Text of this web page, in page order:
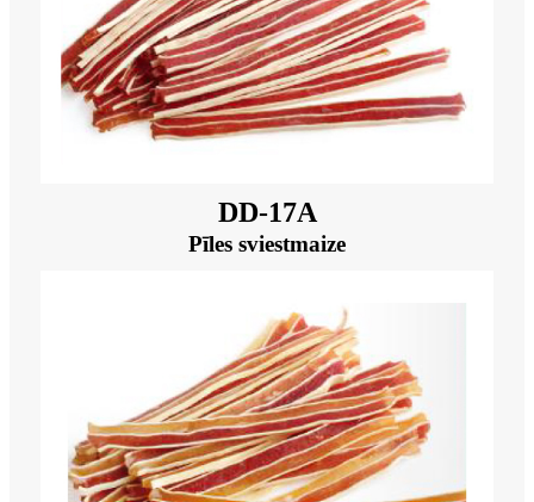
DD-17A
Pīles sviestmaize